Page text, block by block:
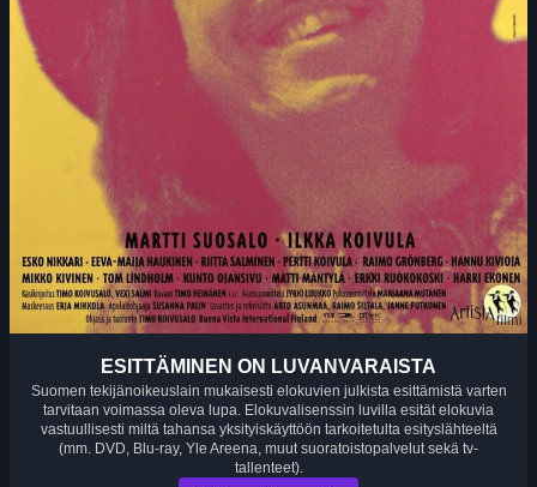
ESITTÄMINEN ON LUVANVARAISTA
Suomen tekijänoikeuslain mukaisesti elokuvien julkista esittämistä varten
tarvitaan voimassa oleva lupa. Elokuvalisenssin luvilla esität elokuvia
vastuullisesti miltä tahansa yksityiskäyttöön tarkoitetulta esityslähteeltä
(mm. DVD, Blu-ray, Yle Areena, muut suoratoistopalvelut sekä tv-
tallenteet).